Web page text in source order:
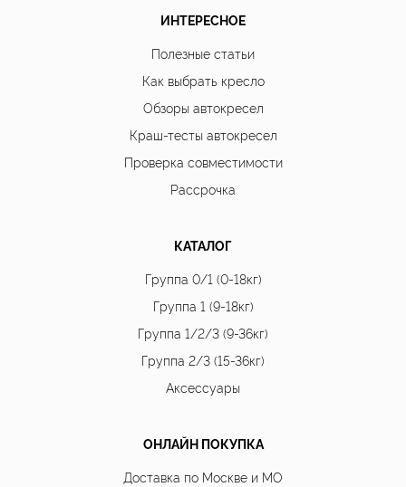
ИНТЕРЕСНОЕ
Полезные статьи
Как выбрать кресло
Обзоры автокресел
Краш-тесты автокресел
Проверка совместимости
Рассрочка
КАТАЛОГ
Группа 0/1 (0-18кг)
Группа 1 (9-18кг)
Группа 1/2/3 (9-36кг)
Группа 2/3 (15-36кг)
Аксессуары
ОНЛАЙН ПОКУПКА
Доставка по Москве и МО